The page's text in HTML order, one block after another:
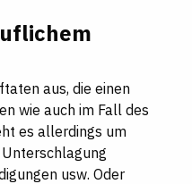
aus, die einen
wie auch im Fall des
es allerdings um
usw. Oder